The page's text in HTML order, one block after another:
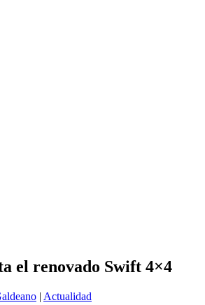
el renovado Swift 4×4
| Actualidad